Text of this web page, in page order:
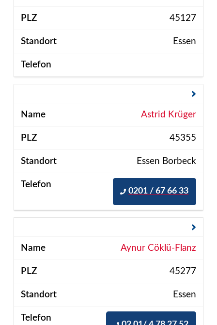
45127
Essen
Astrid Krüger
45355
Essen Borbeck
0201 / 67 66 33
Aynur Cöklü-Flanz
45277
Essen